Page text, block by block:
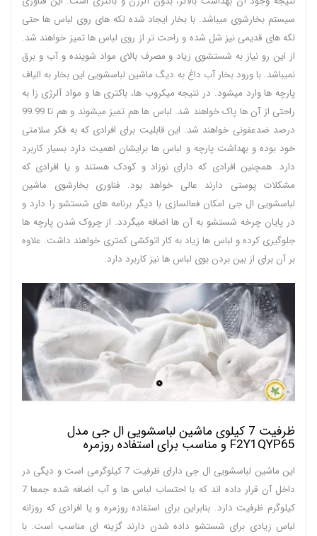
سیستم بخارشوی میباشد. با بخار ایجاد شده لکه های روی لباس ها حتی
لکه های قدیمی نیز شل شده و راحت تر از روی لباس ها تمیز خواهند شد.
از این رو نیاز به شستشوی زیاد و مصرف بالای مواد شوینده و آب و برق
نمیباشد. با ورود بخار آب داغ به دیگ ماشین لباسشویی این بخار به الیاف
پارچه ها وارد میشود. در نتیجه میکروب ها، باکتری ها و مواد آلرژی زا به
راحتی از آن ها پاک خواهند شد. لباس ها هم تمیز میشوند و هم تا 99.99
درصد ضدعفونی خواهند شد. این قابلیت برای افرادی که به فکر سلامتی
خود بوده و بهداشت پارچه و لباس ها برایشان اهمیت دارد بسیار کاربرد
دارد. همچنین افرادی که دارای نوزاد و کودک هستند و یا افرادی که
مشکلات پوستی دارند عالی خواهد بود. فناوری بخارشوی ماشین
لباسشویی ال جی امکان فعالسازی با دیگر برنامه های شستشو را دارد و
در پایان چرخه شستشو به آن ها اضافه میگردد. از چروک شدن پارچه ها
جلوگیری کرده و لباس ها زیاد به کار اتوکشی کمتری خواهند داشت. علاوه
بر آن برای از بین بردن بوی لباس ها نیز کاربرد دارد.
ظرفیت 7 کیلوی ماشین لباسشویی ال جی مدل
F2Y1QYP65 و مناسب برای استفاده روزمره
این ماشین لباسشویی ال جی دارای ظرفیت 7 کیلوگرمی است و دیگی در
داخل آن قرار داده اند که با احتساب لباس ها و آب اضافه شده جمعا 7
کیلوگرم ظرفیت دارد. بنابراین برای استفاده روزمره و یا افرادی که روزانه
لباس زیادی برای شستشو داده شدن دارند گزینه ای مناسب است. با